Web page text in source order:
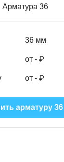
Арматура 36
36 мм
от - ₽
от - ₽
арматуру 36